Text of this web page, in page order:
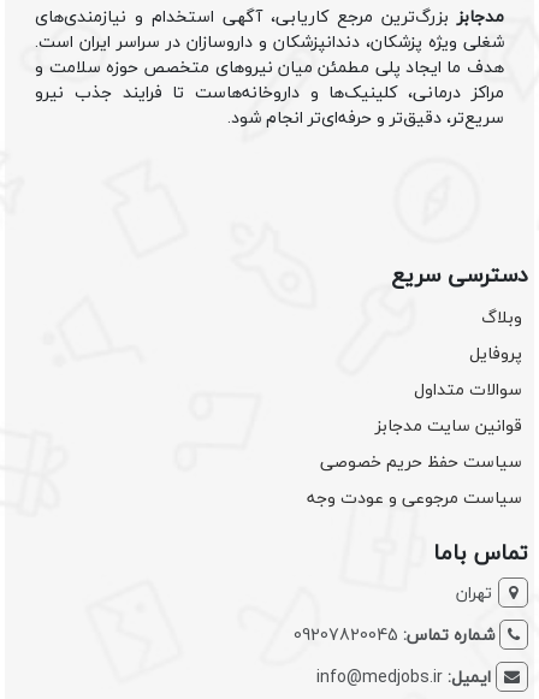
مدجابزبزرگ‌ترین مرجع کاریابی، آگهی استخدام و نیازمندی‌های
شغلی ویژه پزشکان، دندانپزشکان و داروسازان در سراسر ایران است.
هدف ما ایجاد پلی مطمئن میان نیروهای متخصص حوزه سلامت و
مراکز درمانی، کلینیک‌ها و داروخانه‌هاست تا فرایند جذب نیرو
سریع‌تر، دقیق‌تر و حرفه‌ای‌تر انجام شود.
دسترسی سریع
وبلاگ
پروفایل
سوالات متداول
قوانین سایت مدجابز
سیاست حفظ حریم خصوصی
سیاست مرجوعی و عودت وجه
تماس باما
تهران
شماره تماس: 09207820045
ایمیل:info@medjobs.ir